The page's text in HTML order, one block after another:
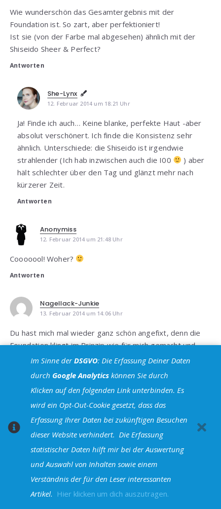
Wie wunderschön das Gesamtergebnis mit der
Foundation ist. So zart, aber perfektioniert!
Ist sie (von der Farbe mal abgesehen) ähnlich mit der
Shiseido Sheer & Perfect?
Antworten
She-Lynx
12. Februar 2014 um 18:21 Uhr
Ja! Finde ich auch… Keine blanke, perfekte Haut -aber
absolut verschönert. Ich finde die Konsistenz sehr
ähnlich. Unterschiede: die Shiseido ist irgendwie
strahlender (Ich hab inzwischen auch die I00
) aber
hält schlechter über den Tag und glänzt mehr nach
kürzerer Zeit.
Antworten
Anonymiss
12. Februar 2014 um 21:48 Uhr
Cooooool! Woher?
Antworten
Nagellack-Junkie
13. Februar 2014 um 14:06 Uhr
Du hast mich mal wieder ganz schön angefixt, denn die
Foundation klingt im Prinzip wie für mich gemacht und
momentan möchte ich es auch mit silkonhaltigen
Liebe Grüße
Isabel
Antworten
Liv
17. April 2014 um 23:38 Uhr
Erstmal tolle Reviews
Im Sinne derDSGVO: Die Erfassung Deiner Daten
durch Google Analyticskönnen Sie durch
Klicken auf den folgenden Link unterbinden. Es
wird ein Opt-Out-Cookie gesetzt, dass das
Erfassung Ihrer Daten bei zukünftigen Besuchen
dieser Website verhindert. Die Erfassung
statistischer Daten hilft mir bei der Auswertung
und Auswahl von Inhalten sowie einem
Verständnis der für den Leser interessanten
Artikel. Hier klicken um dich auszutragen.